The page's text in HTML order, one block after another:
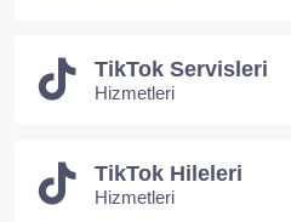
TikTok Servisleri
Hizmetleri
TikTok Hileleri
Hizmetleri